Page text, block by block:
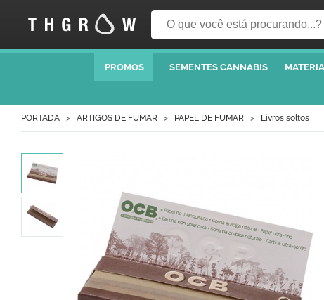
PROMOS SEMENTES CANNABIS
PORTADA ARTIGOS DE FUMAR PAPEL DE FUMAR Livros soltos